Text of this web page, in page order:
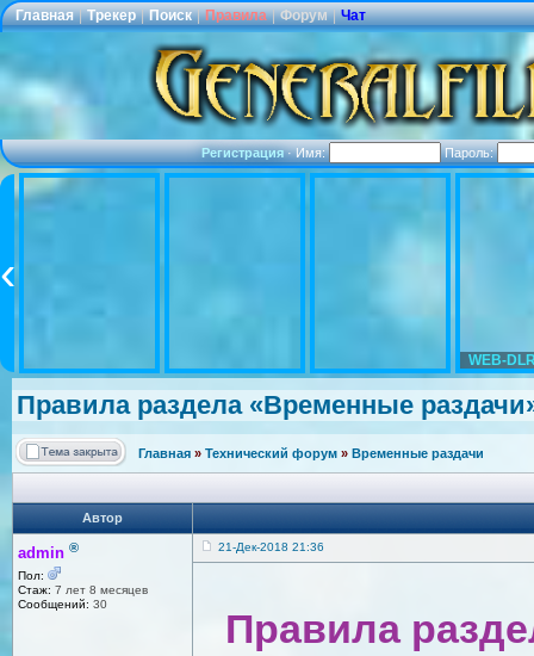
Главная | Трекер | Поиск | Правила | Форум | Чат
Регистрация·Имя: Пароль:
WEB-
Правила раздела «Временные
Главная » Технический форум » Временные раздачи
Автор
admin ®
Пол:
Стаж: 7 лет 8 месяцев
Сообщений: 30
21-Дек-2018 21:36
Правила